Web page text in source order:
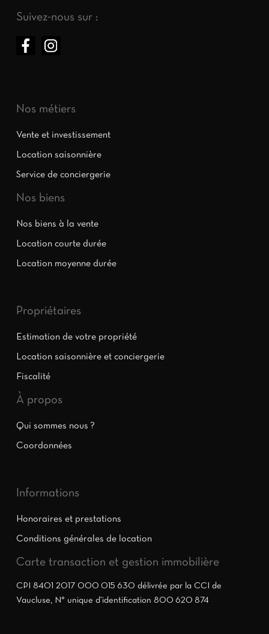
Suivez-nous sur :
Nos métiers
Vente et investissement
Location saisonnière
Service de conciergerie
Nos biens
Nos biens à la vente
Location courte durée
Location moyenne durée
Propriétaires
Estimation de votre propriété
Location saisonnière et conciergerie
Fiscalité
À propos
Qui sommes nous ?
Coordonnées
Informations
Honoraires et prestations
Conditions générales de location
Carte transaction et gestion immobilière
CPI 8401 2017 000 015 630 délivrée par la CCI de
Vaucluse, N° unique d’identification 800 620 874